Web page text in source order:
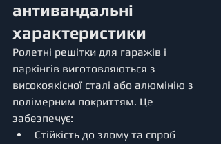
антивандальні
характеристики
Ролетні решітки для гаражів і
паркінгів виготовляються з
високоякісної сталі або алюмінію з
полімерним покриттям. Це
забезпечує:
Стійкість до злому та спроб